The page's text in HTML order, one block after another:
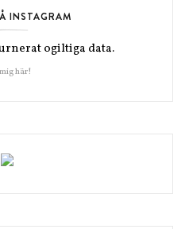
INSTAGRAM
ogiltiga data.
här!